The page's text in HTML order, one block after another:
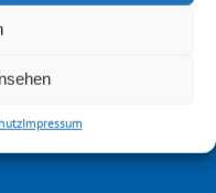
Impressum